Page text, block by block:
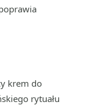
krem do
rytuału